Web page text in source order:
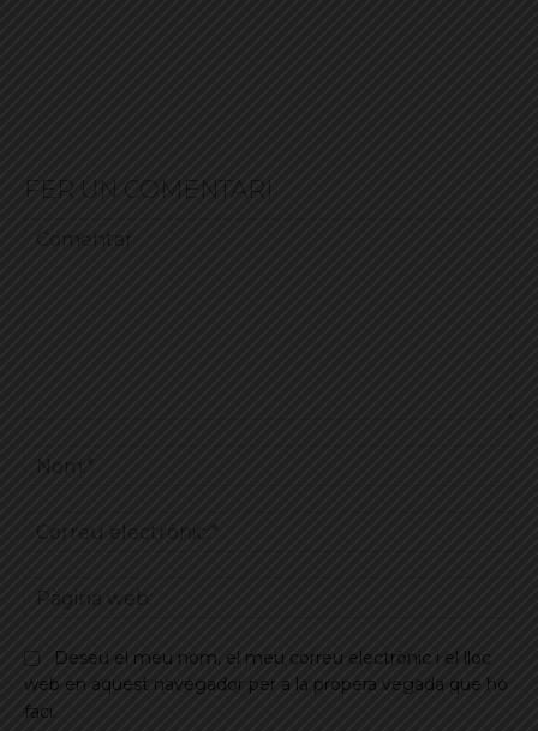
FER UN COMENTARI
Deseu el meu nom, el meu correu electrònic i el lloc
web en aquest navegador per a la propera vegada que ho
faci.